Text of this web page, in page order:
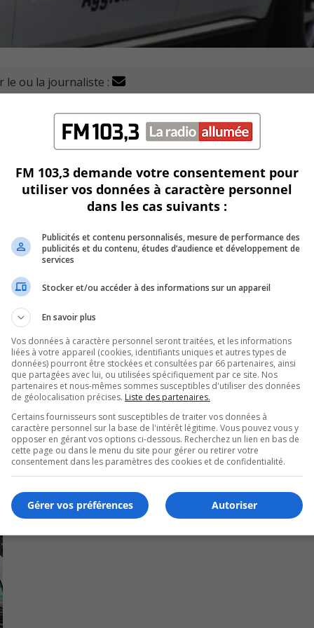
le ou la journaliste :
mène une enquête pour déterminer les circonstances
à lundi.
boulevard Guimond et de la Métropole à Longueuil.
Canadian National (CN).
un homme dans la vingtaine, aurait pris la fuite à
place et a été blessée.
autorités lorsqu’il est revenu sur les lieux de l’accident.
affaiblies et de fuite.
est actuellement fermé à la circulation entre le
FM 103,3 demande votre consentement pour
utiliser vos données à caractère personnel
dans les cas suivants :
Publicités et contenu personnalisés, mesure de performance des
publicités et du contenu, études d’audience et développement de
services
Stocker et/ou accéder à des informations sur un appareil
En savoir plus
Vos données à caractère personnel seront traitées, et les informations
liées à votre appareil (cookies, identifiants uniques et autres types de
données) pourront être stockées et consultées par 66 partenaires, ainsi
que partagées avec lui, ou utilisées spécifiquement par ce site. Nos
partenaires et nous-mêmes sommes susceptibles d'utiliser des données
de géolocalisation précises. Liste des partenaires.
Certains fournisseurs sont susceptibles de traiter vos données à
caractère personnel sur la base de l'intérêt légitime. Vous pouvez vous y
opposer en gérant vos options ci-dessous. Recherchez un lien en bas de
cette page ou dans le menu du site pour gérer ou retirer votre
consentement dans les paramètres des cookies et de confidentialité.
Autoriser
Gérer vos préférences